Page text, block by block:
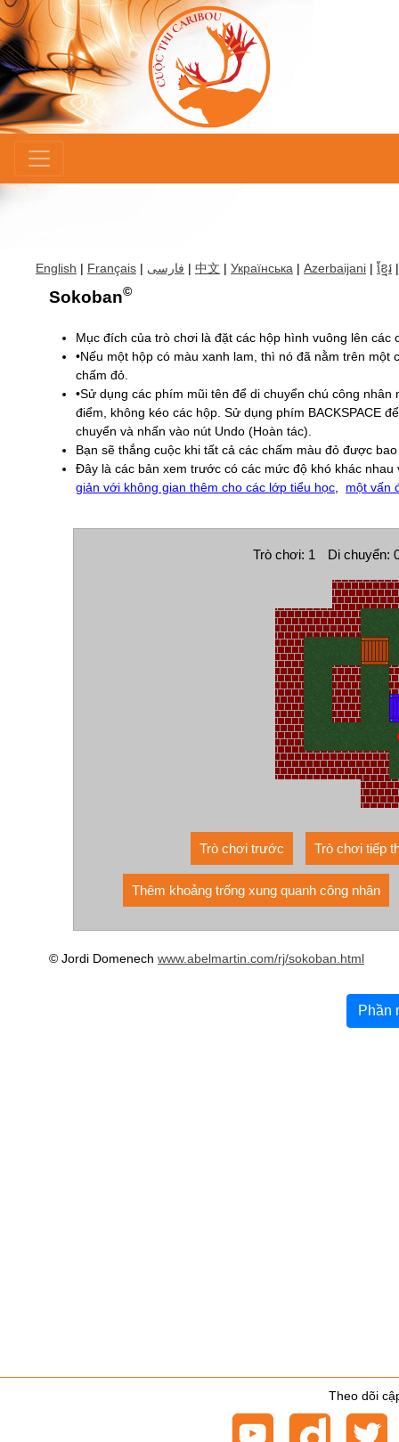
English | Français | فارسی | 中文 | Українська | Azerbaijani | ខ្មែរ
Sokoban©
Mục đích của trò chơi là đặt các hộp hình vuông lên các
•Nếu một hộp có màu xanh lam, thì nó đã nằm trên
chấm đỏ.
•Sử dụng các phím mũi tên để di chuyển chú công
điểm, không kéo các hộp. Sử dụng phím BACKSPACE
chuyển và nhấn vào nút Undo (Hoàn tác).
Bạn sẽ thắng cuộc khi tất cả các chấm màu đỏ được
Đây là các bản xem trước có các mức độ khó khác
giản với không gian thêm cho các lớp tiểu học
một vấn
Trò chơi: 1 Di chuyển:
Trò chơi trước Trò chơi tiếp
Thêm khoảng trống xung quanh công nhân
© Jordi Domenech www.abelmartin.com/rj/sokoban.html
Phần
Theo dõi